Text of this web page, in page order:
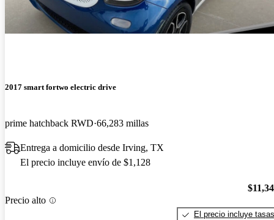
2017 smart fortwo electric drive
prime hatchback RWD 66,283 millas
Entrega a domicilio desde Irving, TX
El precio incluye envío de $1,128
Precio alto
El precio incluye tasas